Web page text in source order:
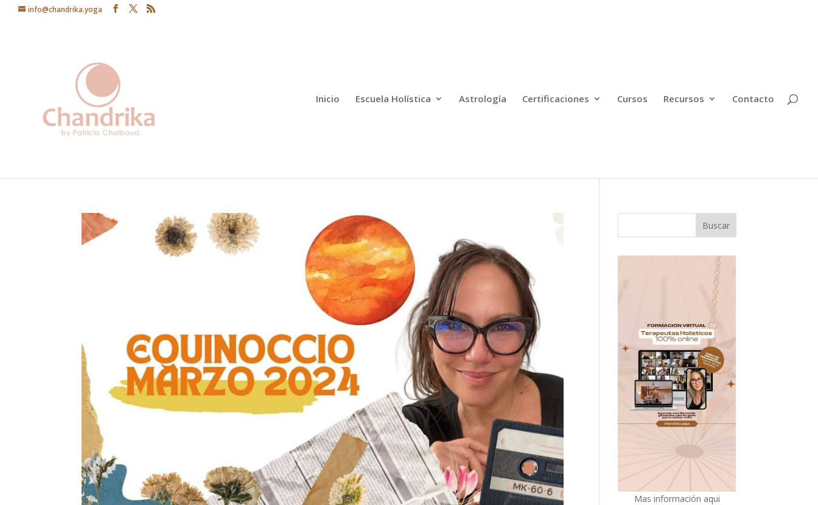
info@chandrika.yoga
Inicio Escuela Holística Astrología Certificaciones Cursos Recursos Contacto
Mas información aqui